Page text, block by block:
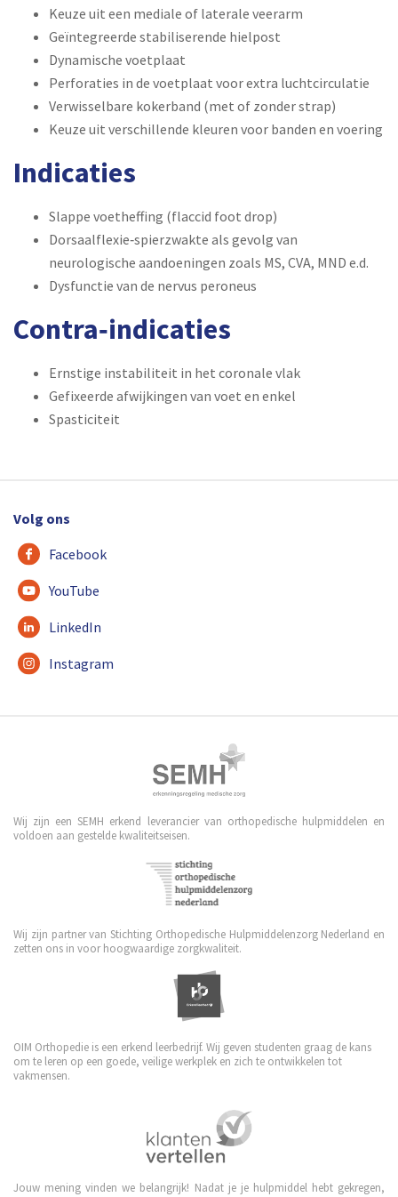
Keuze uit een mediale of laterale veerarm
Geïntegreerde stabiliserende hielpost
Dynamische voetplaat
Perforaties in de voetplaat voor extra luchtcirculatie
Verwisselbare kokerband (met of zonder strap)
Keuze uit verschillende kleuren voor banden en voering
Indicaties
Slappe voetheffing (flaccid foot drop)
Dorsaalflexie‑spierzwakte als gevolg van
neurologische aandoeningen zoals MS, CVA, MND e.d.
Dysfunctie van de nervus peroneus
Contra‑indicaties
Ernstige instabiliteit in het coronale vlak
Gefixeerde afwijkingen van voet en enkel
Spasticiteit
Volg ons
Facebook
YouTube
LinkedIn
Instagram
Wij zijn een SEMH erkend leverancier van orthopedische hulpmiddelen en
voldoen aan gestelde kwaliteitseisen.
Wij zijn partner van Stichting Orthopedische Hulpmiddelenzorg Nederland en
zetten ons in voor hoogwaardige zorgkwaliteit.
OIM Orthopedie is een erkend leerbedrijf. Wij geven studenten graag de kans
om te leren op een goede, veilige werkplek en zich te ontwikkelen tot
vakmensen.
Jouw mening vinden we belangrijk! Nadat je je hulpmiddel hebt gekregen,